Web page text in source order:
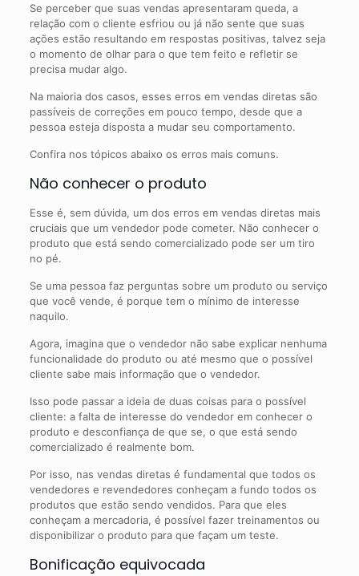
Se perceber que suas vendas apresentaram queda, a
relação com o cliente esfriou ou já não sente que suas
ações estão resultando em respostas positivas, talvez seja
o momento de olhar para o que tem feito e refletir se
precisa mudar algo.
Na maioria dos casos, esses erros em vendas diretas são
passíveis de correções em pouco tempo, desde que a
pessoa esteja disposta a mudar seu comportamento.
Confira nos tópicos abaixo os erros mais comuns.
Não conhecer o produto
Esse é, sem dúvida, um dos erros em vendas diretas mais
cruciais que um vendedor pode cometer. Não conhecer o
produto que está sendo comercializado pode ser um tiro
no pé.
Se uma pessoa faz perguntas sobre um produto ou serviço
que você vende, é porque tem o mínimo de interesse
naquilo.
Agora, imagina que o vendedor não sabe explicar nenhuma
funcionalidade do produto ou até mesmo que o possível
cliente sabe mais informação que o vendedor.
Isso pode passar a ideia de duas coisas para o possível
cliente: a falta de interesse do vendedor em conhecer o
produto e desconfiança de que se, o que está sendo
comercializado é realmente bom.
Por isso, nas vendas diretas é fundamental que todos os
vendedores e revendedores conheçam a fundo todos os
produtos que estão sendo vendidos. Para que eles
conheçam a mercadoria, é possível fazer treinamentos ou
disponibilizar o produto para que façam um teste.
Bonificação equivocada